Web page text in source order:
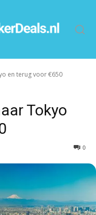
en terug voor €650
Tokyo
0